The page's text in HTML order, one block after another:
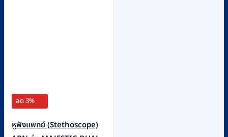
ลด 3%
หูฟังแพทย์ (Stethoscope)